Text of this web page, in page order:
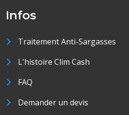
Infos
Traitement Anti-Sargasses
L'histoire Clim Cash
FAQ
Demander un devis